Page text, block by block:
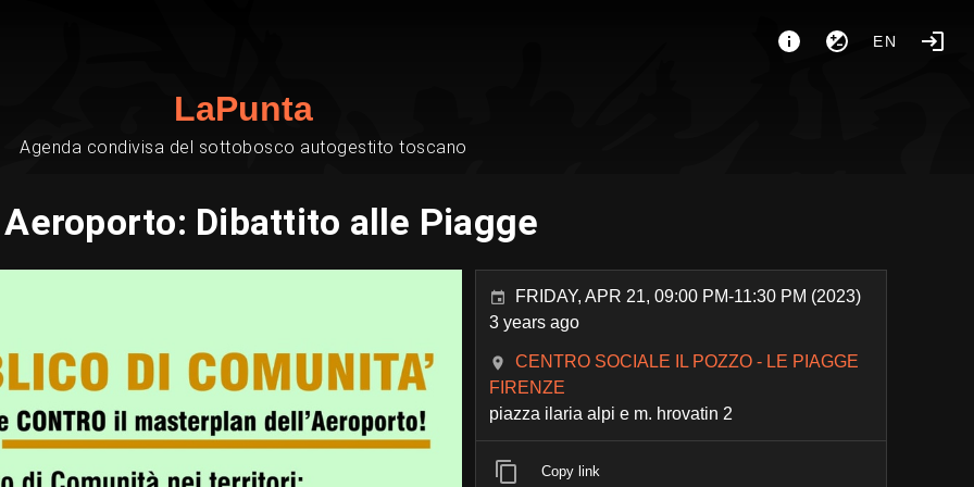
EN
LaPunta
Agenda condivisa del sottobosco autogestito toscano
Dibattito alle Piagge
FRIDAY, APR 21, 09:00 PM-11:30 PM (2023)
3 years ago
CENTRO SOCIALE IL POZZO - LE PIAGGE
FIRENZE
piazza ilaria alpi e m. hrovatin 2
Copy link